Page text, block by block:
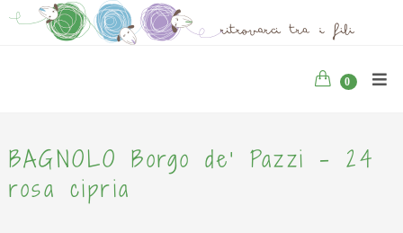
0
BAGNOLO Borgo de' Pazzi - 24
rosa cipria